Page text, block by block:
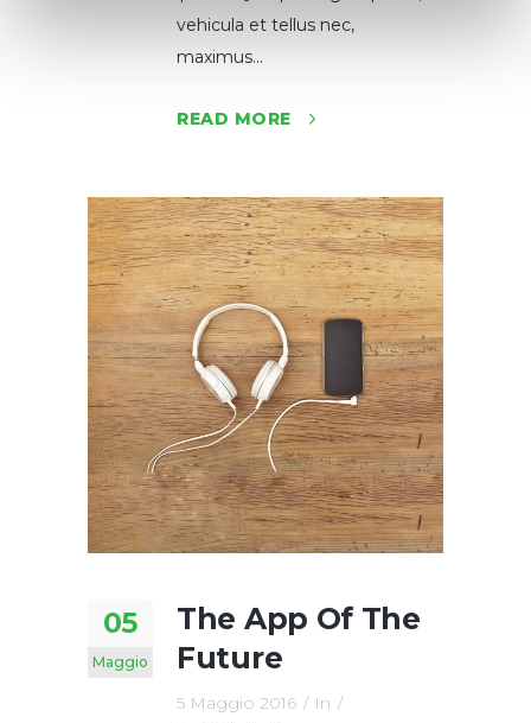
vehicula et tellus nec,
maximus...
READ MORE
05
Maggio
The App Of The
Future
5 Maggio 2016
In